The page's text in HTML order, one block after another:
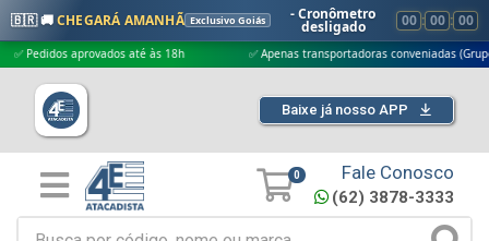
🇧🇷 🚚CHEGARÁ AMANHÃ Exclusivo Goiás - Cronômetro
desligado 00 : 00 : 00
aprovados até às 18h ✅ Apenas transportadoras conveniadas (Grupo G5)
Baixe já nosso APP
0 Fale Conosco
(62) 3878-3333